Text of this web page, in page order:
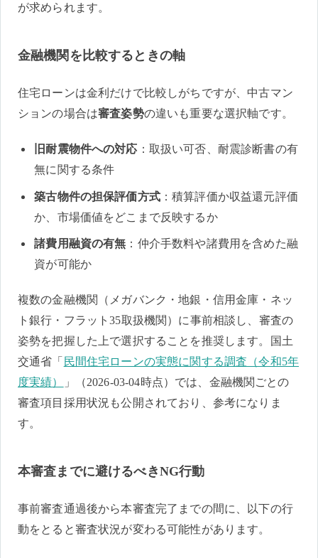
が求められます。
金融機関を比較するときの軸
住宅ローンは金利だけで比較しがちですが、中古マン
ションの場合は審査姿勢の違いも重要な選択軸です。
旧耐震物件への対応 ：取扱い可否、耐震診断書の有
無に関する条件
築古物件の担保評価方式：積算評価か収益還元評価
か、市場価値をどこまで反映するか
諸費用融資の有無 ：仲介手数料や諸費用を含めた融
資が可能か
複数の金融機関（メガバンク・地銀・信用金庫・ネッ
ト銀行・フラット35取扱機関）に事前相談し、審査の
姿勢を把握した上で選択することを推奨します。国土
交通省「 民間住宅ローンの実態に関する調査（令和5年
度実績）
」（2026-03-04時点）では、金融機関ごとの
審査項目採用状況も公開されており、参考になりま
す。
本審査までに避けるべきNG行動
事前審査通過後から本審査完了までの間に、以下の行
動をとると審査状況が変わる可能性があります。